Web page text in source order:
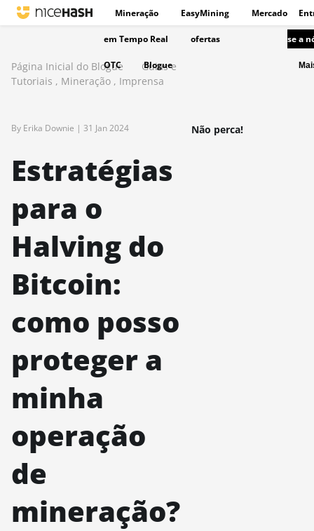
Mineração EasyMining Mercado
em Tempo Real ofertas
OTC Blogue
se a
Página Inicial do Blogue
Guias e
Tutoriais , Mineração , Imprensa
By Erika Downie | 31 Jan 2024
Estratégias
para o
Halving do
Bitcoin:
como posso
proteger a
minha
operação
de
mineração?
Não perca!